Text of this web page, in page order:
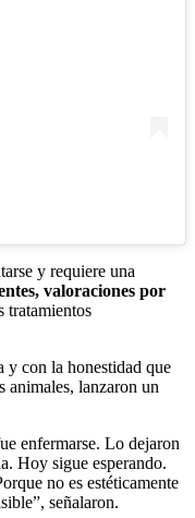
y requiere una
valoraciones por
tratamientos
y con la honestidad que
animales, lanzaron un
enfermarse. Lo dejaron
Hoy sigue esperando.
no es estéticamente
señalaron.